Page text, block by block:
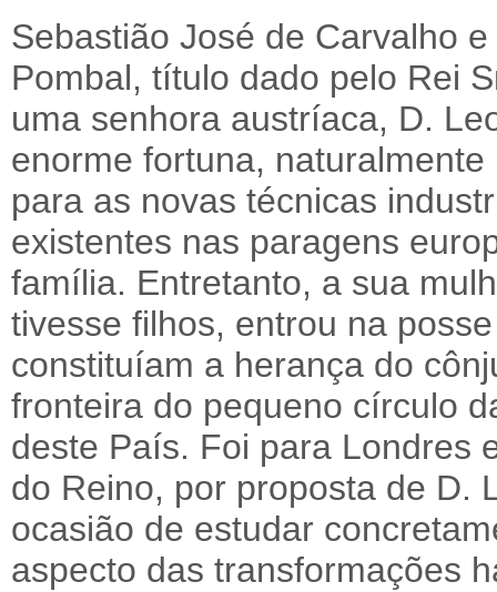
Sebastião José de Carvalho
Pombal, título dado pelo Rei
uma senhora austríaca, D.
enorme fortuna,
para as novas técnicas
existentes nas paragens
família. Entretanto, a sua
tivesse filhos, entrou na
constituíam a herança do
fronteira do pequeno círculo
deste País. Foi para Londres
do Reino, por proposta de D.
ocasião de estudar
aspecto das transformações